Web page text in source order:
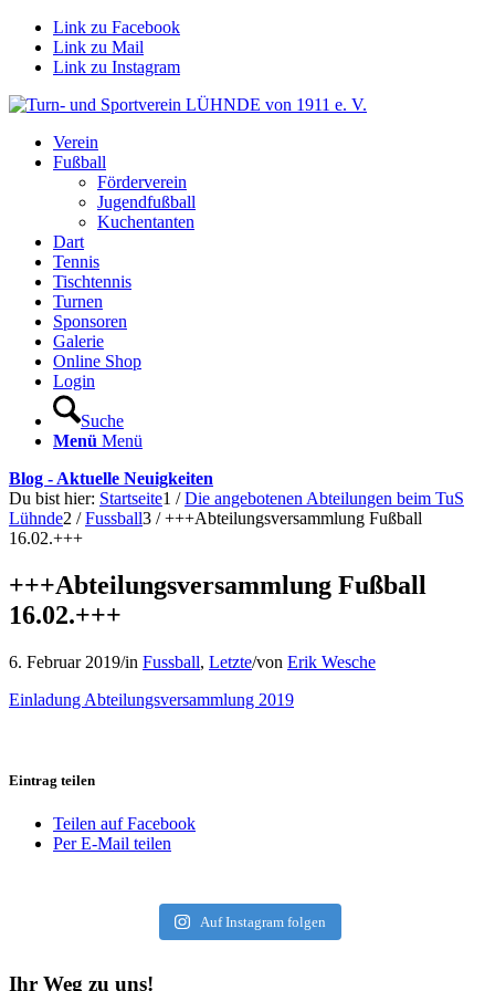
Link zu Facebook
Link zu Mail
Link zu Instagram
Verein
Fußball
Förderverein
Jugendfußball
Kuchentanten
Dart
Tennis
Tischtennis
Turnen
Sponsoren
Galerie
Online Shop
Login
Suche
Menü Menü
Blog - Aktuelle Neuigkeiten
Du bist hier: Startseite1 / Die angebotenen Abteilungen beim TuS
Lühnde2 / Fussball3 / +++Abteilungsversammlung Fußball
16.02.+++
+++Abteilungsversammlung Fußball
16.02.+++
6. Februar 2019/in Fussball, Letzte/von Erik Wesche
Einladung Abteilungsversammlung 2019
Eintrag teilen
Teilen auf Facebook
Per E-Mail teilen
Auf Instagram folgen
Ihr Weg zu uns!